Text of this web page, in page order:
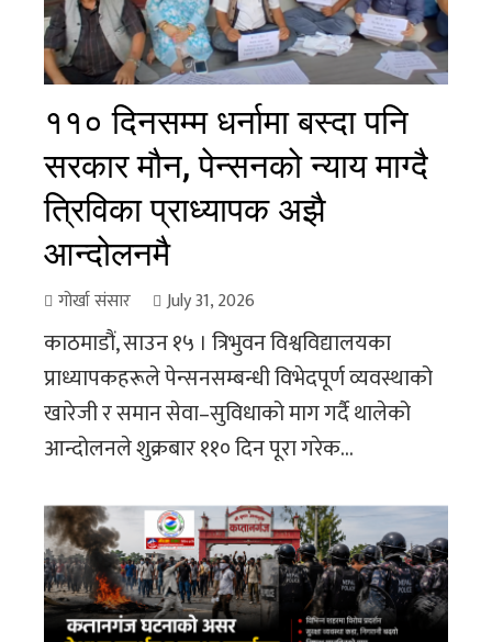
११० दिनसम्म धर्नामा बस्दा पनि
सरकार मौन, पेन्सनको न्याय माग्दै
त्रिविका प्राध्यापक अझै
आन्दोलनमै
गोर्खा संसार July 31, 2026
काठमाडौं, साउन १५ । त्रिभुवन विश्वविद्यालयका
प्राध्यापकहरूले पेन्सनसम्बन्धी विभेदपूर्ण व्यवस्थाको
खारेजी र समान सेवा–सुविधाको माग गर्दै थालेको
आन्दोलनले शुक्रबार ११० दिन पूरा गरेक...